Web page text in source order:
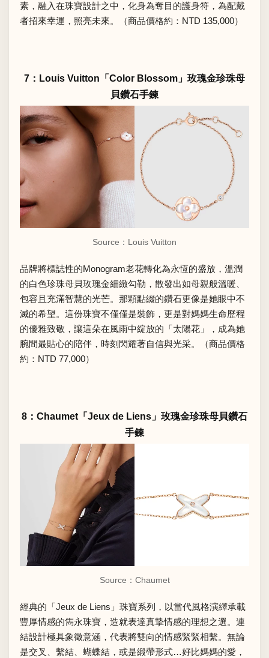
素，融入在珠寶設計之中，化身為奪目的護身符，為配戴
者招來幸運，照亮未來。（商品價格約：NTD 135,000）
7：Louis Vuitton「Color Blossom」玫瑰金珍珠母
貝鑽石手鍊
Source： Louis Vuitton
品牌將標誌性的Monogram老花轉化為永恆的盛放，溫潤
的白色珍珠母貝玫瑰金細緻勾勒，散發出如母親般溫暖、
包容且充滿智慧的光芒。那顆點綴的鑽石更像是她眼中不
滅的希望。這份珠寶不僅僅是裝飾，更是對媽媽生命歷程
的優雅致敬，讓這朵在風雨中綻放的「太陽花」，成為她
腕間最貼心的陪伴，時刻閃耀著自信與光采。（商品價格
約：NTD 77,000）
8：Chaumet「Jeux de Liens」玫瑰金珍珠母貝鑽石
手鍊
Source： Chaumet
經典的「Jeux de Liens」珠寶系列，以當代風格演繹承載
豐厚情感的雋永珠寶，造就表達真摯情感的理想之選。連
結設計極具象徵意涵，代表將雙向的情感緊緊相繫。無論
是交叉、繫結、蝴蝶結，或是緞帶形式…好比媽媽的愛，